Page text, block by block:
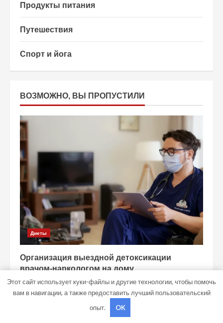
Продукты питания
Путешествия
Спорт и йога
ВОЗМОЖНО, ВЫ ПРОПУСТИЛИ
Диеты
Организация выездной детоксикации
врачом-наркологом на дому
studiohallo_ 5 августа 2026
Этот сайт использует куки-файлы и другие технологии, чтобы помочь
вам в навигации, а также предоставить лучший пользовательский
опыт.
OK